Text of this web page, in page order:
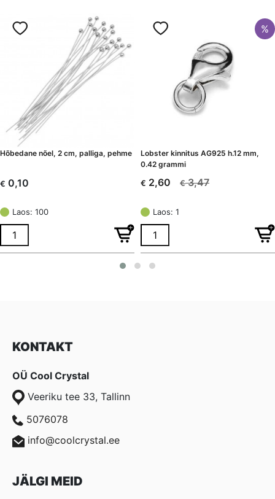
Hõbedane nõel, 2 cm, palliga, pehme
€ 0,10
Laos: 100
%
Lobster kinnitus AG925 h.12 mm,
0.42 grammi
€3,47
Algne
oli:
€ 3,47.
€ 2,60
Current
is:
€ 2,60.
Laos: 1
KONTAKT
OÜ Cool Crystal
Veeriku tee 33, Tallinn
5076078
info@coolcrystal.ee
JÄLGI MEID